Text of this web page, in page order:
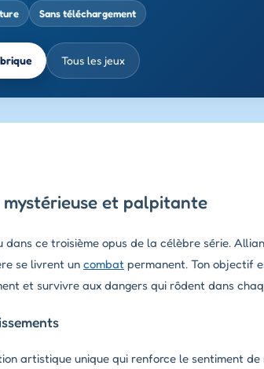
Sans téléchargement
Tous les jeux
et palpitante
ce troisième opus de la célèbre série.
se livrent un combat permanent. Ton objectif
et survivre aux dangers qui rôdent dans
artistique unique qui renforce le sentiment